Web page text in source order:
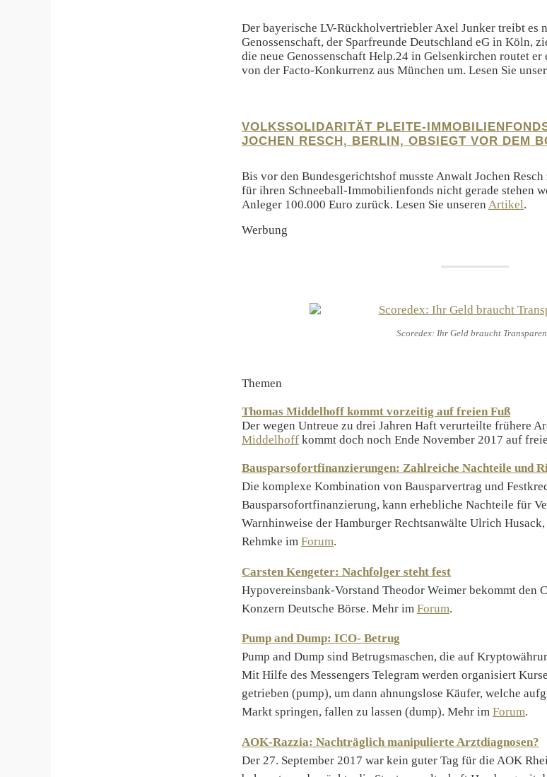
Der bayerische LV-Rückholvertriebler Axel Junker treibt es
Genossenschaft, der Sparfreunde Deutschland eG in Köln,
die neue Genossenschaft Help.24 in Gelsenkirchen routet
von der Facto-Konkurrenz aus München um. Lesen Sie
VOLKSSOLIDARITÄT PLEITE-
JOCHEN RESCH, BERLIN, OBSIEGT VOR DEM
Bis vor den Bundesgerichtshof musste Anwalt Jochen
für ihren Schneeball-Immobilienfonds nicht gerade stehen
Anleger 100.000 Euro zurück. Lesen Sie unseren Artikel.
Werbung
Scoredex: Ihr Geld braucht
Themen
Thomas Middelhoff kommt vorzeitig auf freien Fuß
Der wegen Untreue zu drei Jahren Haft verurteilte frühere
Middelhoff kommt doch noch Ende November 2017 auf
Bausparsofortfinanzierungen: Zahlreiche Nachteile und
Die komplexe Kombination von Bausparvertrag und
Bausparsofortfinanzierung, kann erhebliche Nachteile für
Warnhinweise der Hamburger Rechtsanwälte Ulrich
Rehmke im Forum.
Carsten Kengeter: Nachfolger steht fest
Hypovereinsbank-Vorstand Theodor Weimer bekommt den
Konzern Deutsche Börse. Mehr im Forum.
Pump and Dump: ICO- Betrug
Pump and Dump sind Betrugsmaschen, die auf
Mit Hilfe des Messengers Telegram werden organisiert
getrieben (pump), um dann ahnungslose Käufer, welche
Markt springen, fallen zu lassen (dump). Mehr im Forum.
AOK-Razzia: Nachträglich manipulierte Arztdiagnosen?
Der 27. September 2017 war kein guter Tag für die AOK